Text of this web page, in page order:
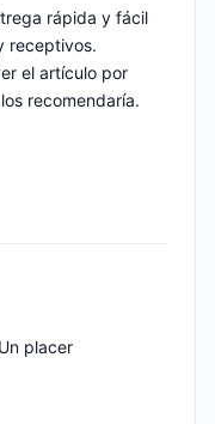
rápida y fácil
receptivos.
el artículo por
recomendaría.
placer